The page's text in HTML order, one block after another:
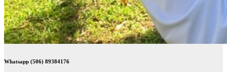
Whatsapp (506) 89384176